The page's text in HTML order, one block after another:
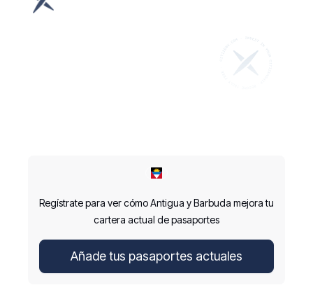
Regístrate para ver cómo Antigua y Barbuda mejora tu
cartera actual de pasaportes
Añade tus pasaportes actuales